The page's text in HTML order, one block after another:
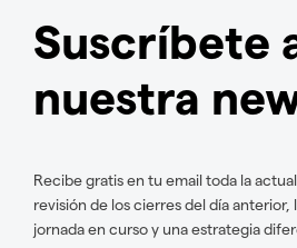
Suscríbete
nuestra
Recibe gratis en tu email toda la
revisión de los cierres del día anterior,
jornada en curso y una estrategia